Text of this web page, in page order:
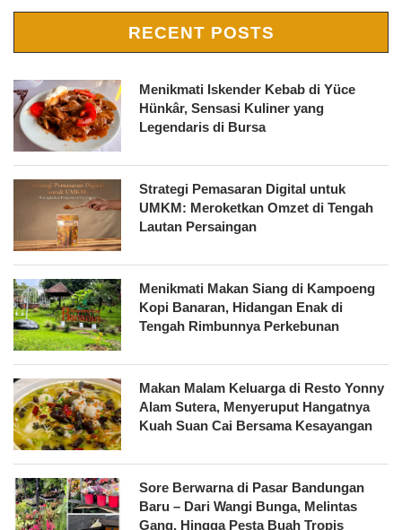
RECENT POSTS
Menikmati Iskender Kebab di Yüce
Hünkâr, Sensasi Kuliner yang
Legendaris di Bursa
Strategi Pemasaran Digital untuk
UMKM: Meroketkan Omzet di Tengah
Lautan Persaingan
Menikmati Makan Siang di Kampoeng
Kopi Banaran, Hidangan Enak di
Tengah Rimbunnya Perkebunan
Makan Malam Keluarga di Resto Yonny
Alam Sutera, Menyeruput Hangatnya
Kuah Suan Cai Bersama Kesayangan
Sore Berwarna di Pasar Bandungan
Baru – Dari Wangi Bunga, Melintas
Gang, Hingga Pesta Buah Tropis